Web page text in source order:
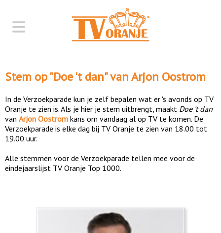
Stem op "Doe 't dan" vanArjon Oostrom
In de Verzoekparade kun je zelf bepalen wat er 's avonds op TV
Oranje te zien is. Als je hier je stem uitbrengt, maakt Doe 't dan
van Arjon Oostrom kans om vandaag al op TV te komen. De
Verzoekparade is elke dag bij TV Oranje te zien van 18.00 tot
19.00 uur.
Alle stemmen voor de Verzoekparade tellen mee voor de
eindejaarslijst TV Oranje Top 1000.